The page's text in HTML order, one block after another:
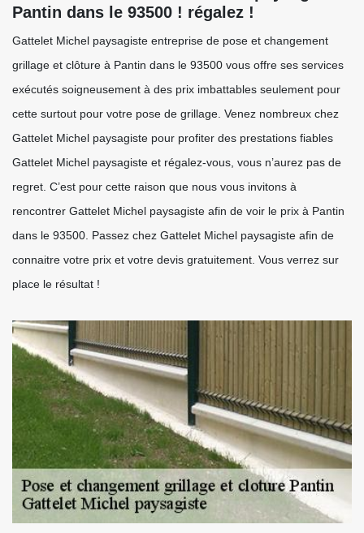
Pantin dans le 93500 ! régalez !
Gattelet Michel paysagiste entreprise de pose et changement
grillage et clôture à Pantin dans le 93500 vous offre ses services
exécutés soigneusement à des prix imbattables seulement pour
cette surtout pour votre pose de grillage. Venez nombreux chez
Gattelet Michel paysagiste pour profiter des prestations fiables
Gattelet Michel paysagiste et régalez-vous, vous n’aurez pas de
regret. C’est pour cette raison que nous vous invitons à
rencontrer Gattelet Michel paysagiste afin de voir le prix à Pantin
dans le 93500. Passez chez Gattelet Michel paysagiste afin de
connaitre votre prix et votre devis gratuitement. Vous verrez sur
place le résultat !